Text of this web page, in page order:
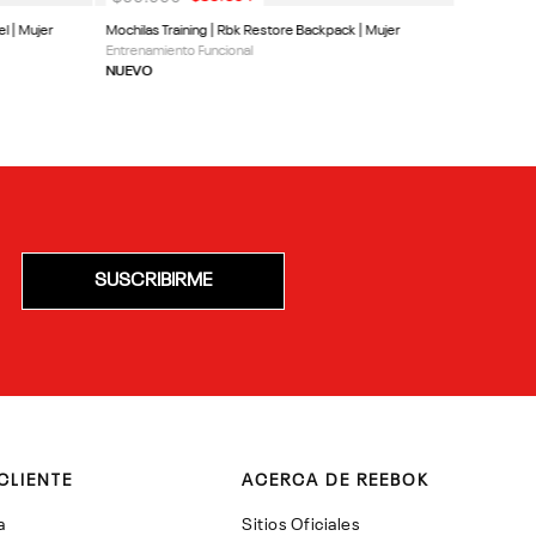
| Mujer
Mochilas Training | Rbk Restore Backpack | Mujer
Entrenamiento Funcional
NUEVO
SUSCRIBIRME
ACERCA DE REEBOK
Sitios Oficiales